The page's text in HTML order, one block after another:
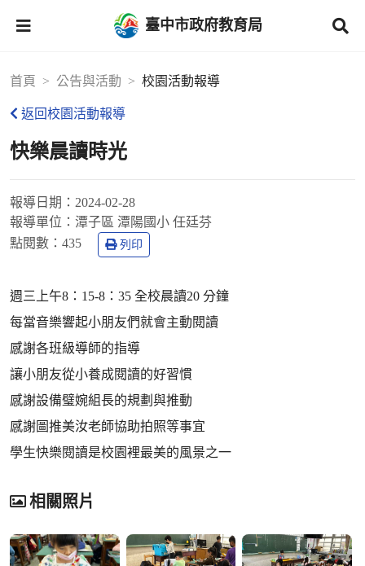
臺中市政府教育局
首頁 公告與活動 校園活動報導
返回校園活動報導
快樂晨讀時光
報導日期： 2024-02-28
報導單位： 潭子區 潭陽國小 任廷芬
點閱數： 435 列印
週三上午8：15-8：35 全校晨讀20 分鐘
每當音樂響起小朋友們就會主動閱讀
感謝各班級導師的指導
讓小朋友從小養成閱讀的好習慣
感謝設備璧婉組長的規劃與推動
感謝圖推美汝老師協助拍照等事宜
學生快樂閱讀是校園裡最美的風景之一
相關照片